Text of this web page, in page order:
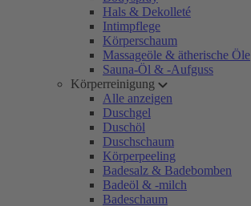
Hals & Dekolleté
Intimpflege
Körperschaum
Massageöle & ätherische Öle
Sauna-Öl & -Aufguss
Körperreinigung
Alle anzeigen
Duschgel
Duschöl
Duschschaum
Körperpeeling
Badesalz & Badebomben
Badeöl & -milch
Badeschaum